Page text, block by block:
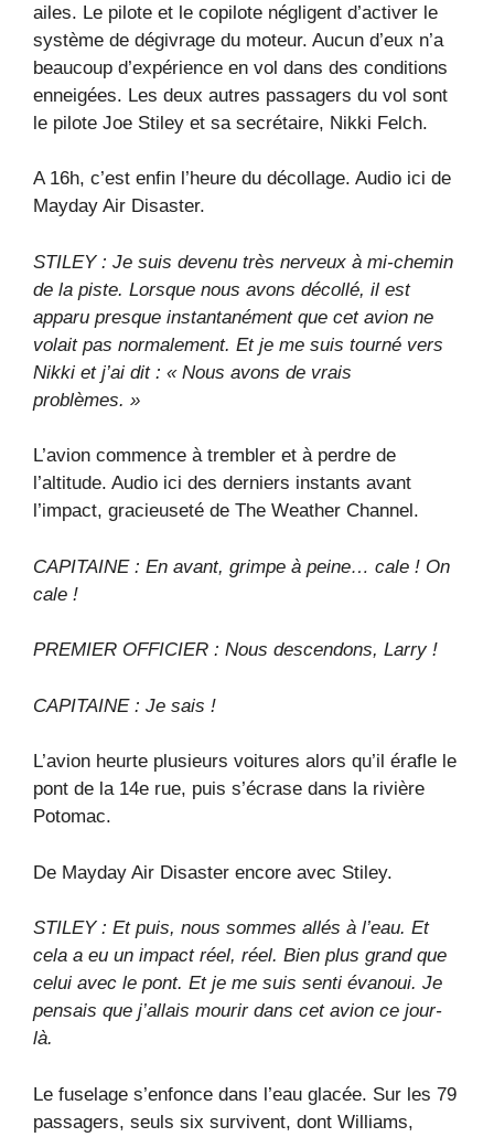
ailes. Le pilote et le copilote négligent d’activer le
système de dégivrage du moteur. Aucun d’eux n’a
beaucoup d’expérience en vol dans des conditions
enneigées. Les deux autres passagers du vol sont
le pilote Joe Stiley et sa secrétaire, Nikki Felch.
A 16h, c’est enfin l’heure du décollage. Audio ici de
Mayday Air Disaster.
STILEY : Je suis devenu très nerveux à mi-chemin
de la piste. Lorsque nous avons décollé, il est
apparu presque instantanément que cet avion ne
volait pas normalement. Et je me suis tourné vers
Nikki et j’ai dit : « Nous avons de vrais
problèmes. »
L’avion commence à trembler et à perdre de
l’altitude. Audio ici des derniers instants avant
l’impact, gracieuseté de The Weather Channel.
CAPITAINE : En avant, grimpe à peine… cale ! On
cale !
PREMIER OFFICIER : Nous descendons, Larry !
CAPITAINE : Je sais !
L’avion heurte plusieurs voitures alors qu’il érafle le
pont de la 14e rue, puis s’écrase dans la rivière
Potomac.
De Mayday Air Disaster encore avec Stiley.
STILEY : Et puis, nous sommes allés à l’eau. Et
cela a eu un impact réel, réel. Bien plus grand que
celui avec le pont. Et je me suis senti évanoui. Je
pensais que j’allais mourir dans cet avion ce jour-
là.
Le fuselage s’enfonce dans l’eau glacée. Sur les 79
passagers, seuls six survivent, dont Williams,